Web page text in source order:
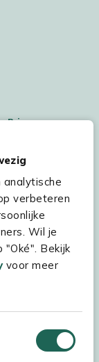
analytische
verbeteren
Wil je
"Oké". Bekijk
voor meer
Privacy